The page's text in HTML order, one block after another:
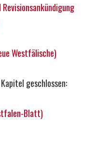
Westfälische)
geschlossen:
Blatt)